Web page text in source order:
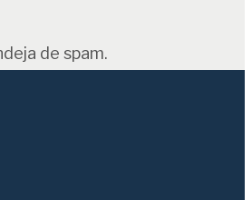
de spam.